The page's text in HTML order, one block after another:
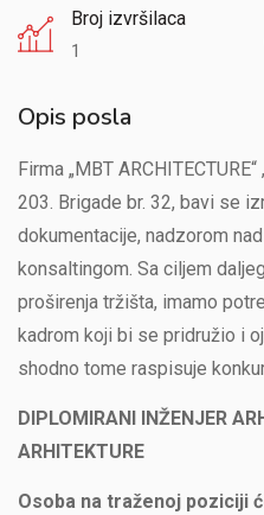
Broj izvršilaca
1
Opis posla
Firma „MBT
203. Brigade br. 32, bavi se
dokumentacije, nadzorom
konsaltingom. Sa ciljem
proširenja tržišta, imamo
kadrom koji bi se pridružio i
shodno tome raspisuje
DIPLOMIRANI INŽENJER
ARHITEKTURE
Osoba na traženoj poziciji